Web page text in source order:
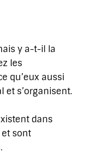
y a-t-il la
les
qu’eux aussi
et s’organisent.
dans
et sont